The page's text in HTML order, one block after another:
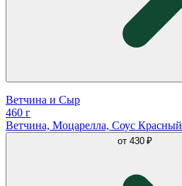
Ветчина и Сыр
460 г
Ветчина, Моцарелла, Соус Красный
от 430 ₽